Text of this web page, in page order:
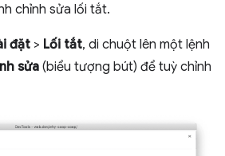
chỉnh sửa lối tắt.
đặt > Lối tắt, di chuột lên một lệnh
sửa (biểu tượng bút) để tuỳ chỉnh